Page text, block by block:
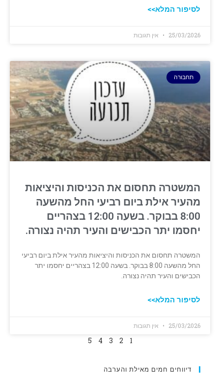
לסיפור המלא>>
25/03/2026 אין תגובות
תחבורה
המשטרה תחסום את הכניסות והיציאות
מהעיר אילת ביום רביעי החל מהשעה
8:00 בבוקר. בשעה 12:00 בצהריים
יחסמו יתר הכבישים והעיר תהיה נצורה.
המשטרה תחסום את הכניסות והיציאות מהעיר אילת ביום רביעי
החל מהשעה 8:00 בבוקר. בשעה 12:00 בצהריים יחסמו יתר
הכבישים והעיר תהיה נצורה.
לסיפור המלא>>
25/03/2026 אין תגובות
1
2
3
4
5
דיווחים חמים מאילת והערבה